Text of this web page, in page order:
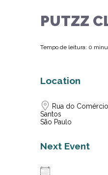
PUTZZ
Tempo de leitura: 0
Location
Rua do
Santos
São Paulo
Next Event